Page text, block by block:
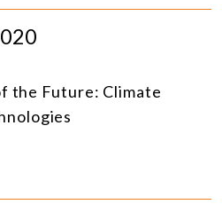
the Future: Climate